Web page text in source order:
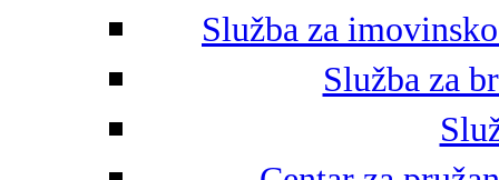
Služba za
Služba za